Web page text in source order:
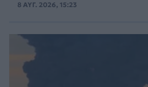
8 ΑΥΓ. 2026, 15:23